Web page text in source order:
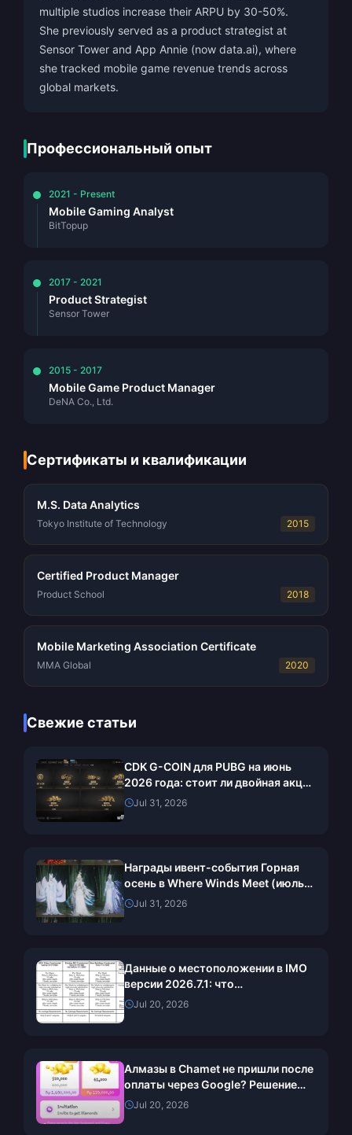
multiple studios increase their ARPU by 30-50%.
She previously served as a product strategist at
Sensor Tower and App Annie (now data.ai), where
she tracked mobile game revenue trends across
global markets.
Профессиональный опыт
2021 - Present
Mobile Gaming Analyst
BitTopup
2017 - 2021
Product Strategist
Sensor Tower
2015 - 2017
Mobile Game Product Manager
DeNA Co., Ltd.
Сертификаты и квалификации
M.S. Data Analytics
Tokyo Institute of Technology 2015
Certified Product Manager
Product School 2018
Mobile Marketing Association Certificate
MMA Global 2020
Свежие статьи
CDK G-COIN для PUBG на июнь
2026 года: стоит ли двойная акция
за $91.43 своих денег?
Jul 31, 2026
Награды ивент-события Горная
осень в Where Winds Meet (июль
2026 г.): полный список, валюта и
Jul 31, 2026
Данные о местоположении в IMO
версии 2026.7.1: что
отслеживается и как это
Jul 20, 2026
Алмазы в Chamet не пришли после
оплаты через Google? Решение
2026 года
Jul 20, 2026